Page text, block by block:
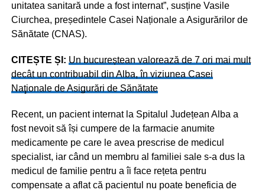
unitatea sanitară unde a fost internat”, susține Vasile
Ciurchea, președintele Casei Naționale a Asigurărilor de
Sănătate (CNAS).
CITEȘTE ȘI: Un bucureștean valorează de 7 ori mai mult
decât un contribuabil din Alba, în viziunea Casei
Naţionale de Asigurări de Sănătate
Recent, un pacient internat la Spitalul Județean Alba a
fost nevoit să își cumpere de la farmacie anumite
medicamente pe care le avea prescrise de medicul
specialist, iar când un membru al familiei sale s-a dus la
medicul de familie pentru a îi face rețeta pentru
compensate a aflat că pacientul nu poate beneficia de